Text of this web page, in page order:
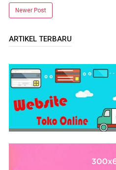
Newer Post
ARTIKEL TERBARU